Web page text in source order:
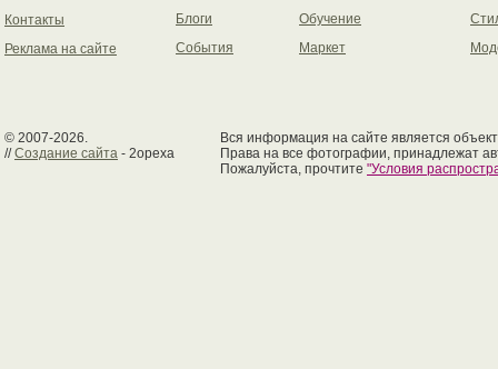
Контакты
Реклама на сайте
Блоги
События
Обучение
Маркет
© 2007-2026.
//Создание сайта - 2opexa
Вся информация на сайте является
Права на все фотографии, принадлежат
Пожалуйста, прочтите "Условия